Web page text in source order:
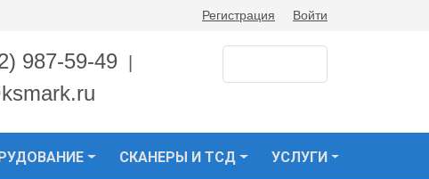
Регистрация Войти
987-59-49
СКАНЕРЫ И ТСД УСЛУГИ